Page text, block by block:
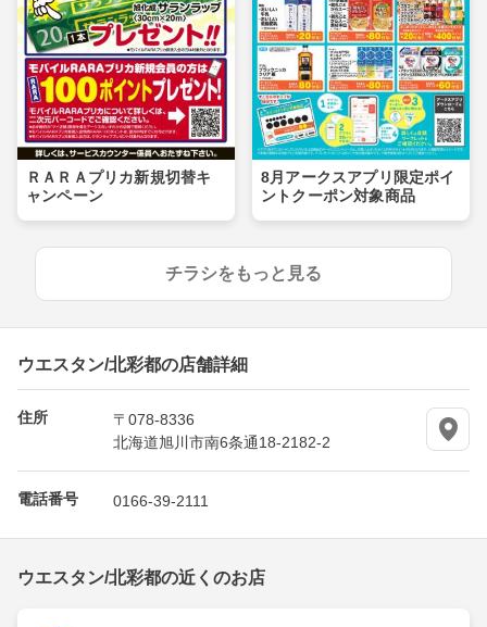
ＲＡＲＡプリカ新規切替キ
ャンペーン
8月アークスアプリ限定ポイ
ントクーポン対象商品
チラシをもっと見る
ウエスタン/北彩都の店舗詳細
住所
〒078-8336
北海道旭川市南6条通18-2182-2
電話番号 0166-39-2111
ウエスタン/北彩都の近くのお店